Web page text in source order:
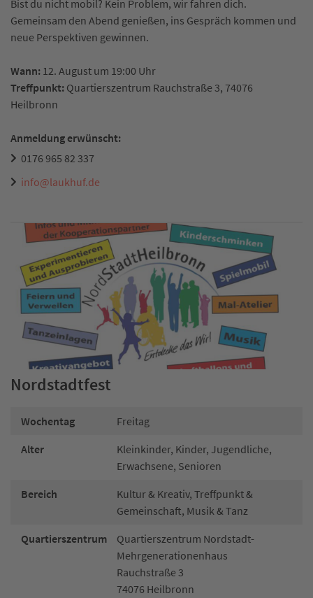
Bist du nicht mobil? Kein Problem, wir fahren dich.
Gemeinsam den Abend genießen, ins Gespräch kommen und
neue Perspektiven gewinnen.
Wann: 12. August um 19:00 Uhr
Treffpunkt: Quartierszentrum Rauchstraße 3, 74076
Heilbronn
Anmeldung erwünscht:
0176 965 82 337
info@laukhuf.de
Nordstadtfest
Wochentag
Freitag
Alter
Kleinkinder, Kinder, Jugendliche,
Erwachsene, Senioren
Bereich
Kultur & Kreativ, Treffpunkt &
Gemeinschaft, Musik & Tanz
Quartierszentrum
Quartierszentrum Nordstadt-
Mehrgenerationenhaus
Rauchstraße 3
74076 Heilbronn